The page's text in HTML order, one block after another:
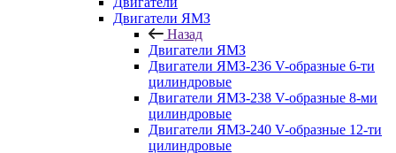
Двигатели ЯМЗ
Назад
Двигатели ЯМЗ
Двигатели ЯМЗ-236 V-образные 6-ти
цилиндровые
Двигатели ЯМЗ-238 V-образные 8-ми
цилиндровые
Двигатели ЯМЗ-240 V-образные 12-ти
цилиндровые